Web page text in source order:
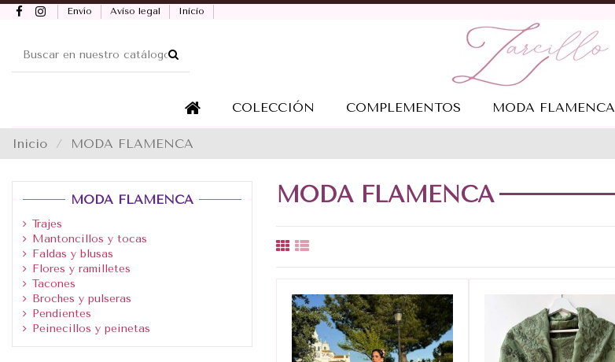
Envío Aviso legal Inicio
COLECCIÓN COMPLEMENTOS MODA FLAMENCA
Inicio MODA FLAMENCA
MODA FLAMENCA
MODA FLAMENCA
Trajes
Mantoncillos y tocas
Faldas y blusas
Flores y ramilletes
Tacones
Broches y pulseras
Pendientes
Peinecillos y peinetas